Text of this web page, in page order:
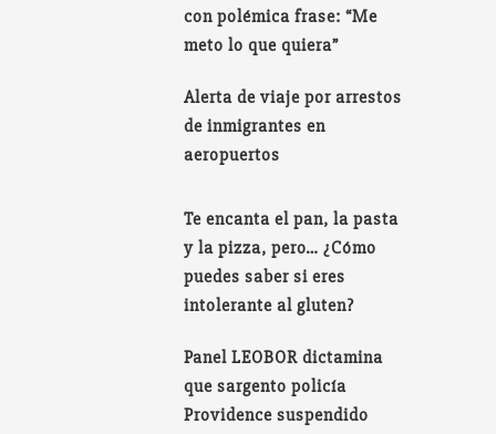
con polémica frase: “Me
meto lo que quiera”
Alerta de viaje por arrestos
de inmigrantes en
aeropuertos
Te encanta el pan, la pasta
y la pizza, pero… ¿Cómo
puedes saber si eres
intolerante al gluten?
Panel LEOBOR dictamina
que sargento policía
Providence suspendido